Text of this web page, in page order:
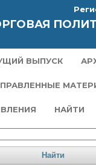
ВЫПУСК
НАЙТИ
Найти